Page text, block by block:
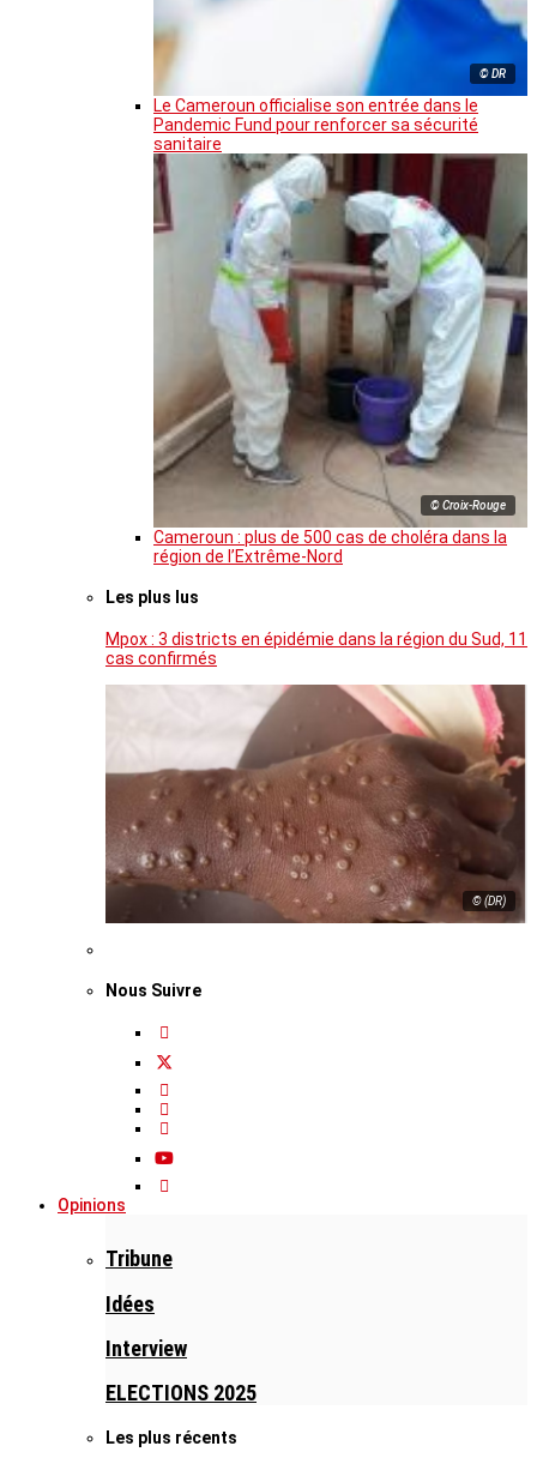
© DR
Le Cameroun officialise son entrée dans le
Pandemic Fund pour renforcer sa sécurité
sanitaire
© Croix-Rouge
Cameroun : plus de 500 cas de choléra dans la
région de l’Extrême-Nord
Les plus lus
Mpox : 3 districts en épidémie dans la région du Sud, 11
cas confirmés
© (DR)
Nous Suivre
Opinions
Tribune
Idées
Interview
ELECTIONS 2025
Les plus récents